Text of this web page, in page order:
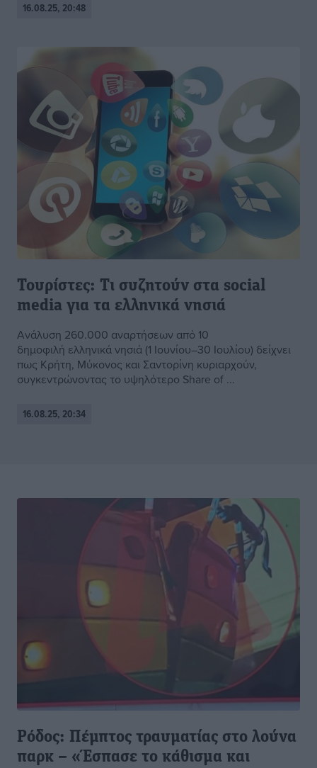
16.08.25, 20:48
Τουρίστες: Τι συζητούν στα social
media για τα ελληνικά νησιά
Ανάλυση 260.000 αναρτήσεων από 10
δημοφιλή ελληνικά νησιά (1 Ιουνίου–30 Ιουλίου) δείχνει
πως Κρήτη, Μύκονος και Σαντορίνη κυριαρχούν,
συγκεντρώνοντας το υψηλότερο Share of ...
16.08.25, 20:34
Ρόδος: Πέμπτος τραυματίας στο λούνα
παρκ – «Έσπασε το κάθισμα και